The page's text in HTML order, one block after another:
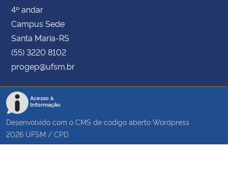
4º andar
Campus Sede
Santa Maria-RS
(55) 3220 8102
progep@ufsm.br
Acesso à
Informação
Desenvolvido com o CMS de código aberto Wordpress
2026 UFSM / CPD